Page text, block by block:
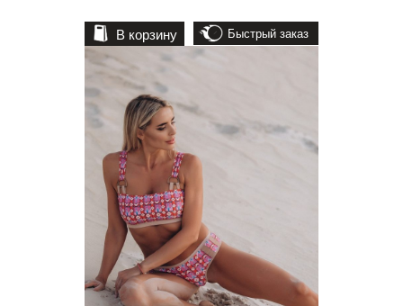
В корзину Быстрый заказ